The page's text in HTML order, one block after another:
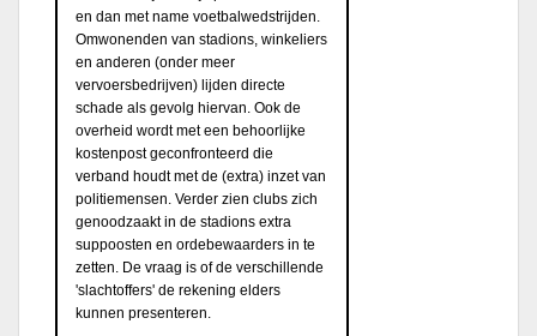
en dan met name voetbalwedstrijden.
Omwonenden van stadions, winkeliers
en anderen (onder meer
vervoersbedrijven) lijden directe
schade als gevolg hiervan. Ook de
overheid wordt met een behoorlijke
kostenpost geconfronteerd die
verband houdt met de (extra) inzet van
politiemensen. Verder zien clubs zich
genoodzaakt in de stadions extra
suppoosten en ordebewaarders in te
zetten. De vraag is of de verschillende
'slachtoffers' de rekening elders
kunnen presenteren.